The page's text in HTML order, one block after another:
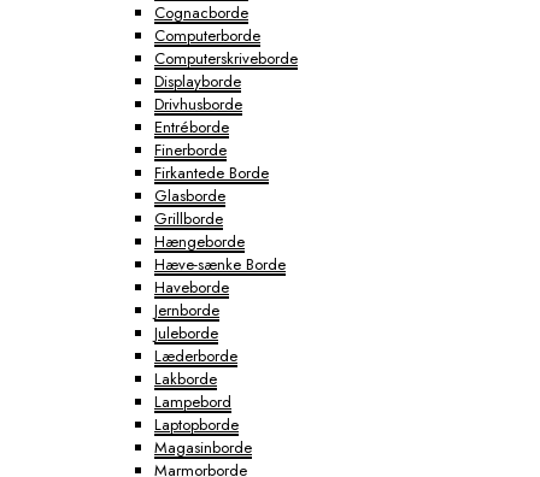
Cognacborde
Computerborde
Computerskriveborde
Displayborde
Drivhusborde
Entréborde
Finerborde
Firkantede Borde
Glasborde
Grillborde
Hængeborde
Hæve-sænke Borde
Haveborde
Jernborde
Juleborde
Læderborde
Lakborde
Lampebord
Laptopborde
Magasinborde
Marmorborde